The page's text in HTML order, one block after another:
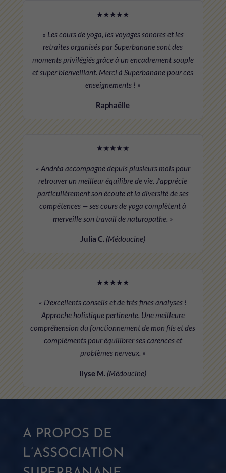
★★★★★
« Les cours de yoga, les voyages sonores et les
retraites organisés par Superbanane sont des
moments privilégiés grâce à un encadrement souple
et super bienveillant. Merci à Superbanane pour ces
enseignements ! »
Raphaëlle
★★★★★
« Andréa accompagne depuis plusieurs mois pour
retrouver un meilleur équilibre de vie. J’apprécie
particulièrement son écoute et la diversité de ses
compétences — ses cours de yoga complètent à
merveille son travail de naturopathe. »
Julia C. (Médoucine)
★★★★★
« D’excellents conseils et de très fines analyses !
Approche holistique pertinente. Une meilleure
compréhension du fonctionnement de mon fils et des
compléments pour équilibrer ses carences et
problèmes nerveux. »
Ilyse M. (Médoucine)
A PROPOS DE
L’ASSOCIATION